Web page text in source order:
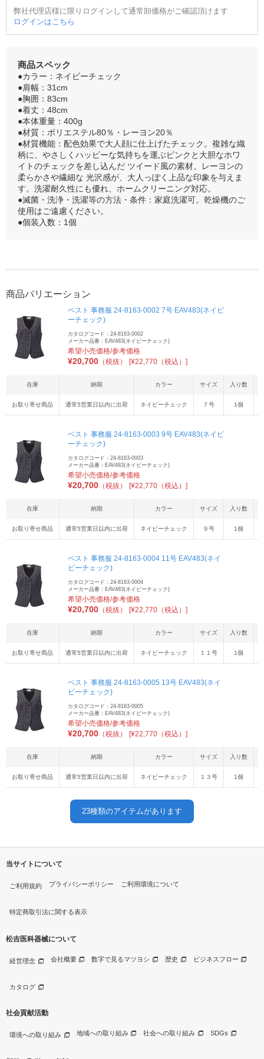
弊社代理店様に限りログインして通常卸価格がご確認頂けます
ログインはこちら
商品スペック
●カラー：ネイビーチェック
●肩幅：31cm
●胸囲：83cm
●着丈：48cm
●本体重量：400g
●材質：ポリエステル80％・レーヨン20％
●材質機能：配色効果で大人顔に仕上げたチェック。複雑な織
柄に、やさしくハッピーな気持ちを運ぶピンクと大胆なホワ
イトのチェックを差し込んだ ツイード風の素材。レーヨンの
柔らかさや繊細な 光沢感が、大人っぽく上品な印象を与えま
す。洗濯耐久性にも優れ、ホームクリーニング対応。
●滅菌・洗浄・洗濯等の方法・条件：家庭洗濯可。乾燥機のご
使用はご遠慮ください。
●個装入数：1個
商品バリエーション
ベスト 事務服 24-8163-0002 7号 EAV483(ネイビ
ーチェック)
カタログコード：24-8163-0002
メーカー品番：EAV483(ネイビーチェック)
希望小売価格/参考価格
¥20,700 （税抜） [¥22,770（税込）]
在庫 納期 カラー サイズ 入り数
お取り寄せ商品 通常5営業日以内に出荷 ネイビーチェック ７号 1個
ベスト 事務服 24-8163-0003 9号 EAV483(ネイビ
ーチェック)
カタログコード：24-8163-0003
メーカー品番：EAV483(ネイビーチェック)
希望小売価格/参考価格
¥20,700 （税抜） [¥22,770（税込）]
在庫 納期 カラー サイズ 入り数
お取り寄せ商品 通常5営業日以内に出荷 ネイビーチェック ９号 1個
ベスト 事務服 24-8163-0004 11号 EAV483(ネイ
ビーチェック)
カタログコード：24-8163-0004
メーカー品番：EAV483(ネイビーチェック)
希望小売価格/参考価格
¥20,700 （税抜） [¥22,770（税込）]
在庫 納期 カラー サイズ 入り数
お取り寄せ商品 通常5営業日以内に出荷 ネイビーチェック １１号 1個
ベスト 事務服 24-8163-0005 13号 EAV483(ネイ
ビーチェック)
カタログコード：24-8163-0005
メーカー品番：EAV483(ネイビーチェック)
希望小売価格/参考価格
¥20,700 （税抜） [¥22,770（税込）]
在庫 納期 カラー サイズ 入り数
お取り寄せ商品 通常5営業日以内に出荷 ネイビーチェック １３号 1個
23種類のアイテムがあります
当サイトについて
ご利用規約 プライバシーポリシー ご利用環境について
特定商取引法に関する表示
松吉医科器械について
経営理念 会社概要 数字で見るマツヨシ 歴史 ビジネスフロー
カタログ
社会貢献活動
環境への取り組み 地域への取り組み 社会への取り組み SDGs